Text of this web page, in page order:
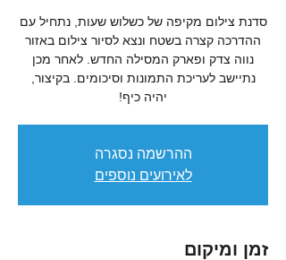
סדנת צילום מקיפה של כשלוש שעות, נתחיל עם
ההדרכה קצרה בשטח ונצא לסיור צילום באזור
נווה צדק ופארק המסילה החדש. לאחר מכן
נתיישב לעריכת התמונות וסיכומים. בקיצור,
יהיה כיף!
ההרשמה נסגרה
לאירועים נוספים
זמן ומיקום